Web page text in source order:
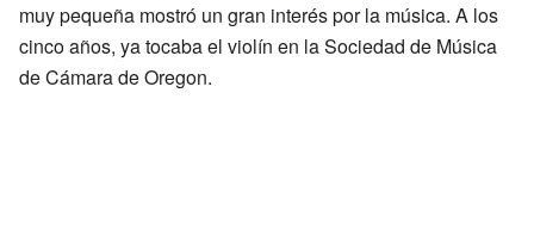
muy pequeña mostró un gran interés por la música. A los
cinco años, ya tocaba el violín en la Sociedad de Música
de Cámara de Oregon.